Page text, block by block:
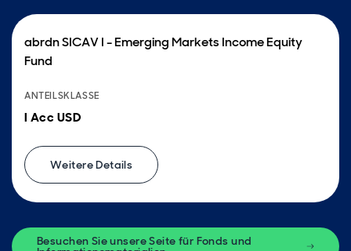
abrdn SICAV I - Emerging Markets Income Equity
Fund
ANTEILSKLASSE
I Acc USD
Weitere Details
Besuchen Sie unsere Seite für Fonds und